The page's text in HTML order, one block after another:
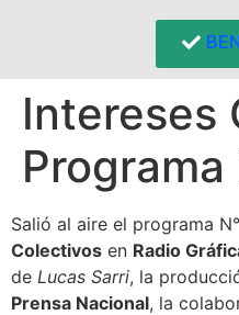
Intereses
Programa
Salió al aire el programa
Colectivos en Radio
de Lucas Sarri, la
Prensa Nacional, la